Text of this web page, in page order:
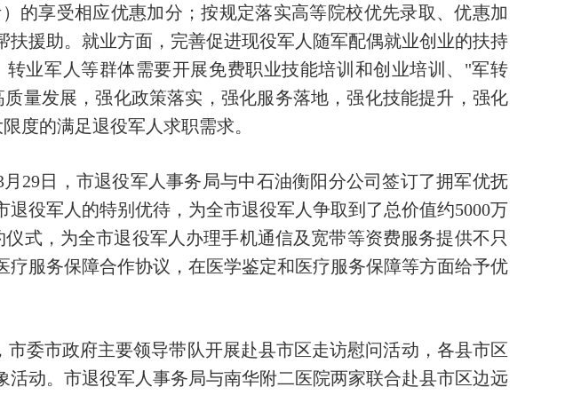
的享受相应优惠加分；按规定落实高等院校优先录取、优惠加
援助。就业方面，完善促进现役军人随军配偶就业创业的扶持
业军人等群体需要开展免费职业技能培训和创业培训、"军转
量发展，强化政策落实，强化服务落地，强化技能提升，强化
度的满足退役军人求职需求。
月29日，市退役军人事务局与中石油衡阳分公司签订了拥军优抚
役军人的特别优待，为全市退役军人争取到了总价值约5000万
式，为全市退役军人办理手机通信及宽带等资费服务提供不只
服务保障合作协议，在医学鉴定和医疗服务保障等方面给予优
市委市政府主要领导带队开展赴县市区走访慰问活动，各县市区
动。市退役军人事务局与南华附二医院两家联合赴县市区边远